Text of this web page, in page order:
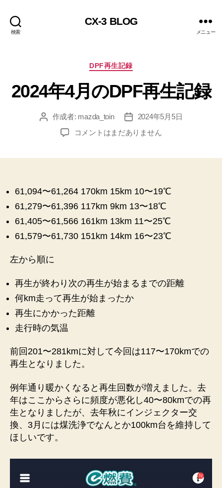
検索
CX-3 BLOG
メニュー
カ
ゴ
リ
DPF再生記録
2024年4月のDPF再生記録
投 作成者: mazda_toin
投
稿
日
2024年5月5日
2024
DPF
生
記
へ
コメントはまだありません
61,094〜61,264 170km 15km 10〜19℃
61,279〜61,396 117km 9km 13〜18℃
61,405〜61,566 161km 13km 11〜25℃
61,579〜61,730 151km 14km 16〜23℃
左から順に
再生が終わり次の再生が始まるまでの距離
何km走って再生が始まったか
再生にかかった距離
走行時の気温
前回201〜281kmに対して今回は117〜170kmでの
再生となりました。
例年通り暖かくなると再生回数が増えました。去
年はここからさらに頻度が悪化し40〜80kmでの再
生となりましたが、去年秋にインジェクター交
換、3月には煤洗浄でなんとか100km台を維持して
ほしいです。